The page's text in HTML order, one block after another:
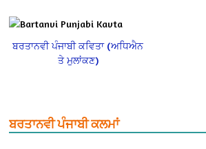
ਬਰਤਾਨਵੀ ਪੰਜਾਬੀ ਕਵਿਤਾ (ਅਧਿਐਨ
ਤੇ ਮੁਲਾਂਕਣ)
ਬਰਤਾਨਵੀ ਪੰਜਾਬੀ ਕਲਮਾਂ